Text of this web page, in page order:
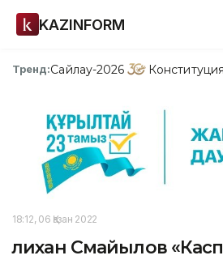
KAZINFORM
Тренд:Сайлау-2026
18:12, 06 Қазан 2022
Әлихан Смайылов